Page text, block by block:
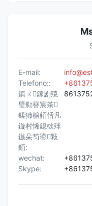
E-mail:
Telefono::
鎮ㄨ鎵剧殑
璧勬簮宸茶
鍒犻櫎銆佸凡
鏇村悕鎴栨殏
鏃朵笉鍙敤
銆:
wechat:
Skype: